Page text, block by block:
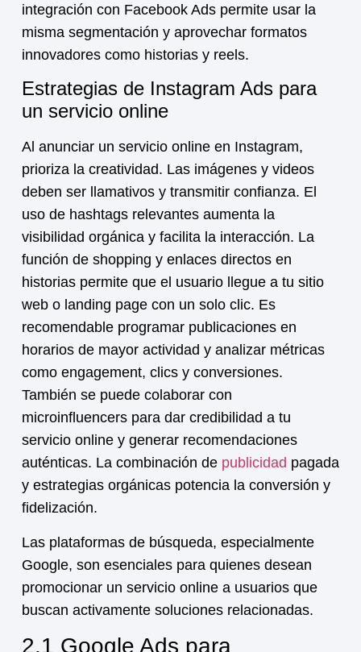
integración con Facebook Ads permite usar la
misma segmentación y aprovechar formatos
innovadores como historias y reels.
Estrategias de Instagram Ads para
un servicio online
Al anunciar un servicio onlineen Instagram,
prioriza la creatividad. Las imágenes y videos
deben ser llamativos y transmitir confianza. El
uso de hashtags relevantes aumenta la
visibilidad orgánica y facilita la interacción. La
función de shopping y enlaces directos en
historias permite que el usuario llegue a tu sitio
web o landing page con un solo clic. Es
recomendable programar publicaciones en
horarios de mayor actividad y analizar métricas
como engagement, clics y conversiones.
También se puede colaborar con
microinfluencers para dar credibilidad a tu
servicio onliney generar recomendaciones
auténticas. La combinación de publicidad pagada
y estrategias orgánicas potencia la conversión y
fidelización.
Las plataformas de búsqueda, especialmente
Google, son esenciales para quienes desean
promocionar un servicio onlinea usuarios que
buscan activamente soluciones relacionadas.
2.1 Google Ads para